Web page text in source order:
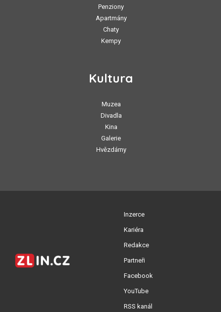
Penziony
Apartmány
Chaty
Kempy
Kultura
Muzea
Divadla
Kina
Galerie
Hvězdárny
Inzerce
Kariéra
Redakce
Partneři
Facebook
YouTube
RSS kanál